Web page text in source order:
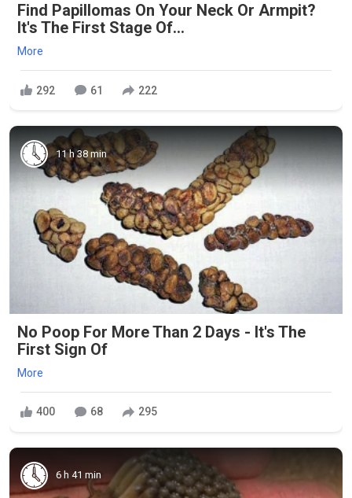
Find Papillomas On Your Neck Or Armpit?
It's The First Stage Of...
More
292 61 222
11 h 38 min
No Poop For More Than 2 Days - It's The
First Sign Of
More
400 68 295
6 h 41 min